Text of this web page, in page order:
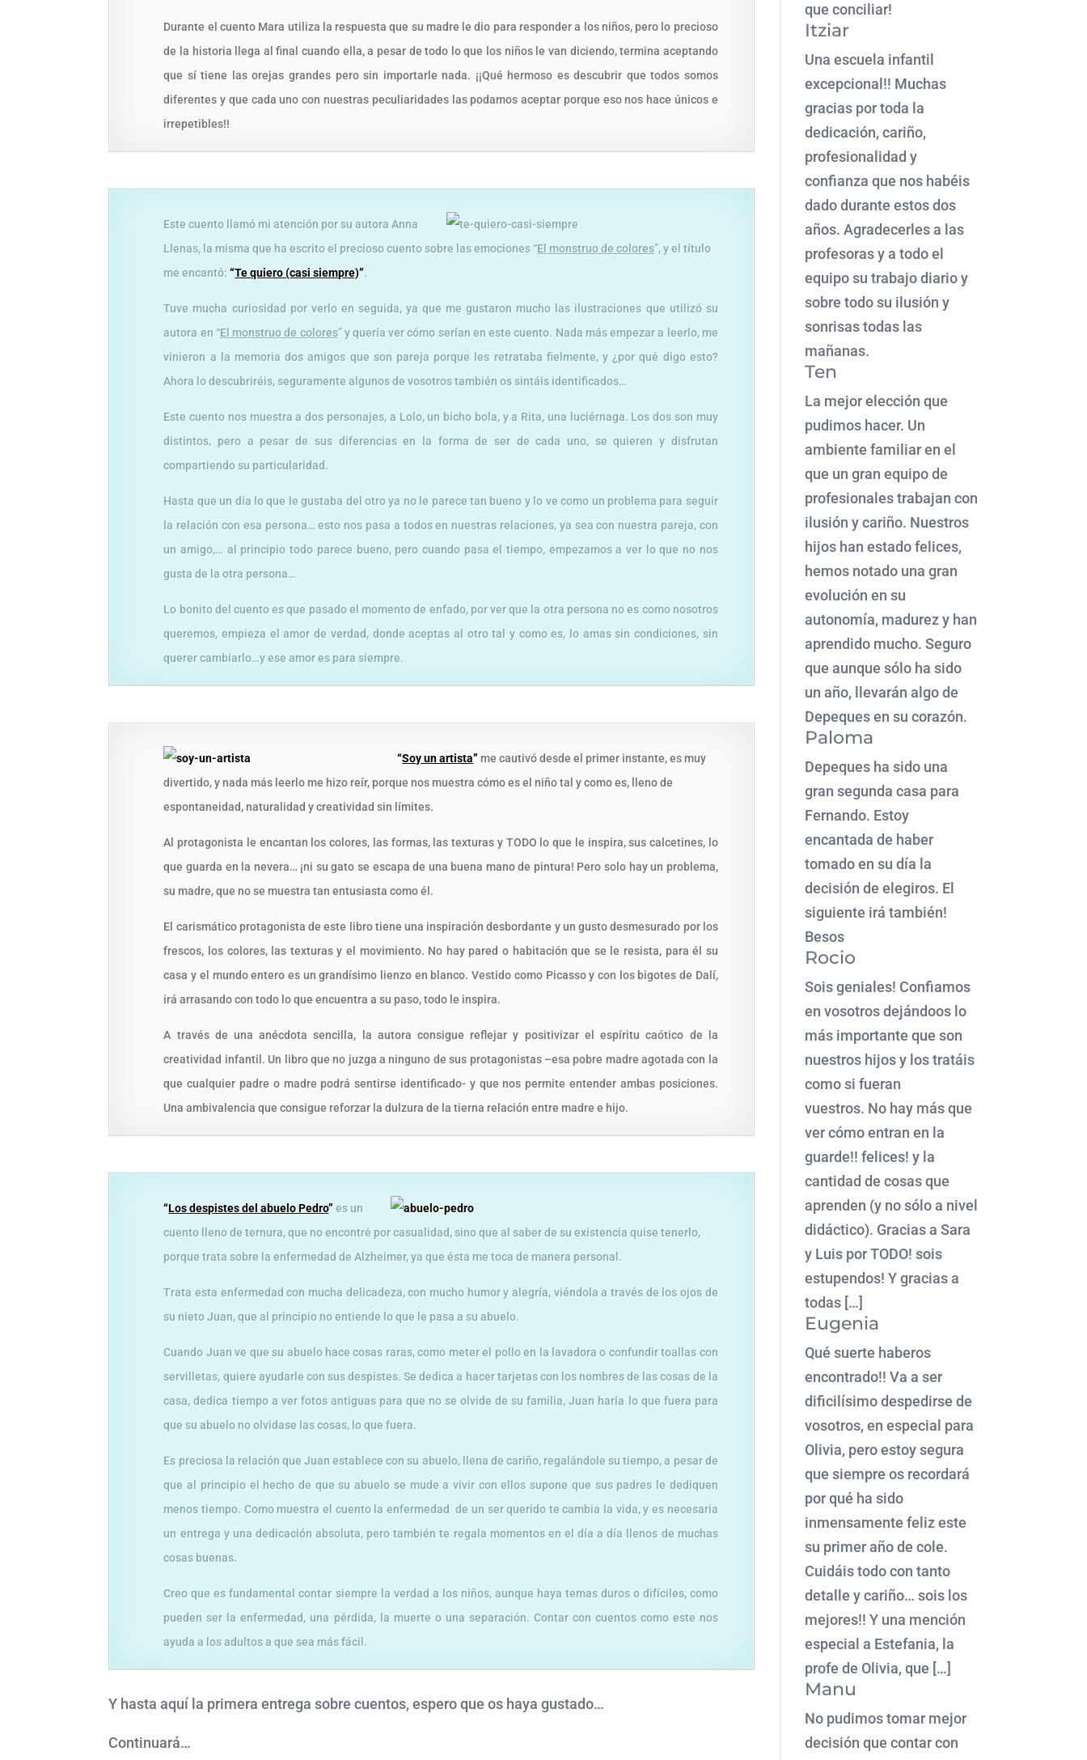
Durante el cuento Mara utiliza la respuesta que su madre le dio para responder a los niños, pero lo precioso
de la historia llega al final cuando ella, a pesar de todo lo que los niños le van diciendo, termina aceptando
que sí tiene las orejas grandes pero sin importarle nada. ¡¡Qué hermoso es descubrir que todos somos
diferentes y que cada uno con nuestras peculiaridades las podamos aceptar porque eso nos hace únicos e
irrepetibles!!
Este cuento llamó mi atención por su autora Anna
Llenas, la misma que ha escrito el precioso cuento sobre las emociones “El monstruo de colores”, y el título
me encantó: “Te quiero (casi siempre)”.
Tuve mucha curiosidad por verlo en seguida, ya que me gustaron mucho las ilustraciones que utilizó su
autora en “El monstruo de colores” y quería ver cómo serían en este cuento. Nada más empezar a leerlo, me
vinieron a la memoria dos amigos que son pareja porque les retrataba fielmente, y ¿por qué digo esto?
Ahora lo descubriréis, seguramente algunos de vosotros también os sintáis identificados…
Este cuento nos muestra a dos personajes, a Lolo, un bicho bola, y a Rita, una luciérnaga. Los dos son muy
distintos, pero a pesar de sus diferencias en la forma de ser de cada uno, se quieren y disfrutan
compartiendo su particularidad.
Hasta que un día lo que le gustaba del otro ya no le parece tan bueno y lo ve como un problema para seguir
la relación con esa persona… esto nos pasa a todos en nuestras relaciones, ya sea con nuestra pareja, con
un amigo,… al principio todo parece bueno, pero cuando pasa el tiempo, empezamos a ver lo que no nos
gusta de la otra persona…
Lo bonito del cuento es que pasado el momento de enfado, por ver que la otra persona no es como nosotros
queremos, empieza el amor de verdad, donde aceptas al otro tal y como es, lo amas sin condiciones, sin
querer cambiarlo…y ese amor es para siempre.
“Soy un artista” me cautivó desde el primer instante, es muy
divertido, y nada más leerlo me hizo reír, porque nos muestra cómo es el niño tal y como es, lleno de
espontaneidad, naturalidad y creatividad sin límites.
Al protagonista le encantan los colores, las formas, las texturas y TODO lo que le inspira, sus calcetines, lo
que guarda en la nevera… ¡ni su gato se escapa de una buena mano de pintura! Pero solo hay un problema,
su madre, que no se muestra tan entusiasta como él.
El carismático protagonista de este libro tiene una inspiración desbordante y un gusto desmesurado por los
frescos, los colores, las texturas y el movimiento. No hay pared o habitación que se le resista, para él su
casa y el mundo entero es un grandísimo lienzo en blanco. Vestido como Picasso y con los bigotes de Dalí,
irá arrasando con todo lo que encuentra a su paso, todo le inspira.
A través de una anécdota sencilla, la autora consigue reflejar y positivizar el espíritu caótico de la
creatividad infantil. Un libro que no juzga a ninguno de sus protagonistas –esa pobre madre agotada con la
que cualquier padre o madre podrá sentirse identificado- y que nos permite entender ambas posiciones.
Una ambivalencia que consigue reforzar la dulzura de la tierna relación entre madre e hijo.
“Los despistes del abuelo Pedro”es un
cuento lleno de ternura, que no encontré por casualidad, sino que al saber de su existencia quise tenerlo,
porque trata sobre la enfermedad de Alzheimer, ya que ésta me toca de manera personal.
Trata esta enfermedad con mucha delicadeza, con mucho humor y alegría, viéndola a través de los ojos de
su nieto Juan, que al principio no entiende lo que le pasa a su abuelo.
Cuando Juan ve que su abuelo hace cosas raras, como meter el pollo en la lavadora o confundir toallas con
servilletas, quiere ayudarle con sus despistes. Se dedica a hacer tarjetas con los nombres de las cosas de la
casa, dedica tiempo a ver fotos antiguas para que no se olvide de su familia, Juan haría lo que fuera para
que su abuelo no olvidase las cosas, lo que fuera.
Es preciosa la relación que Juan establece con su abuelo, llena de cariño, regalándole su tiempo, a pesar de
que al principio el hecho de que su abuelo se mude a vivir con ellos supone que sus padres le dediquen
menos tiempo. Como muestra el cuento la enfermedad de un ser querido te cambia la vida, y es necesaria
un entrega y una dedicación absoluta, pero también te regala momentos en el día a día llenos de muchas
cosas buenas.
Creo que es fundamental contar siempre la verdad a los niños, aunque haya temas duros o difíciles, como
pueden ser la enfermedad, una pérdida, la muerte o una separación. Contar con cuentos como este nos
ayuda a los adultos a que sea más fácil.
Y hasta aquí la primera entrega sobre cuentos, espero que os haya gustado…
Continuará…
que conciliar!
Itziar
Una escuela infantil
excepcional!! Muchas
gracias por toda la
dedicación, cariño,
profesionalidad y
confianza que nos habéis
dado durante estos dos
años. Agradecerles a las
profesoras y a todo el
equipo su trabajo diario y
sobre todo su ilusión y
sonrisas todas las
mañanas.
Ten
La mejor elección que
pudimos hacer. Un
ambiente familiar en el
que un gran equipo de
profesionales trabajan con
ilusión y cariño. Nuestros
hijos han estado felices,
hemos notado una gran
evolución en su
autonomía, madurez y han
aprendido mucho. Seguro
que aunque sólo ha sido
un año, llevarán algo de
Depeques en su corazón.
Paloma
Depeques ha sido una
gran segunda casa para
Fernando. Estoy
encantada de haber
tomado en su día la
decisión de elegiros. El
siguiente irá también!
Besos
Rocio
Sois geniales! Confiamos
en vosotros dejándoos lo
más importante que son
nuestros hijos y los tratáis
como si fueran
vuestros. No hay más que
ver cómo entran en la
guarde!! felices! y la
cantidad de cosas que
aprenden (y no sólo a nivel
didáctico). Gracias a Sara
y Luis por TODO! sois
estupendos! Y gracias a
todas […]
Eugenia
Qué suerte haberos
encontrado!! Va a ser
dificilísimo despedirse de
vosotros, en especial para
Olivia, pero estoy segura
que siempre os recordará
por qué ha sido
inmensamente feliz este
su primer año de cole.
Cuidáis todo con tanto
detalle y cariño… sois los
mejores!! Y una mención
especial a Estefania, la
profe de Olivia, que […]
Manu
No pudimos tomar mejor
decisión que contar con